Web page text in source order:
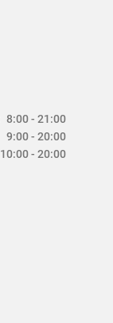
8:00 - 21:00
9:00 - 20:00
10:00 - 20:00